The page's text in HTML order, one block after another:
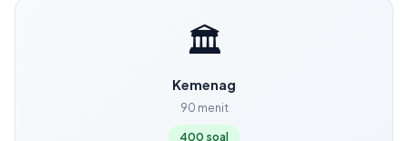
🏛️
Kemenag
90 menit
400 soal